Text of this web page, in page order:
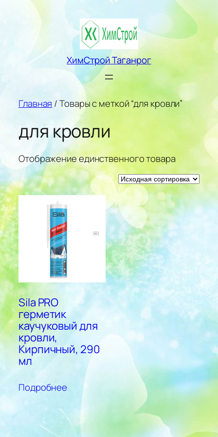
Перейти
ХимСтрой Таганрог
Главная / Товары с меткой “для кровли”
для кровли
Отображение единственного товара
Sila PRO
герметик
каучуковый для
кровли,
Кирпичный, 290
мл
Подробнее